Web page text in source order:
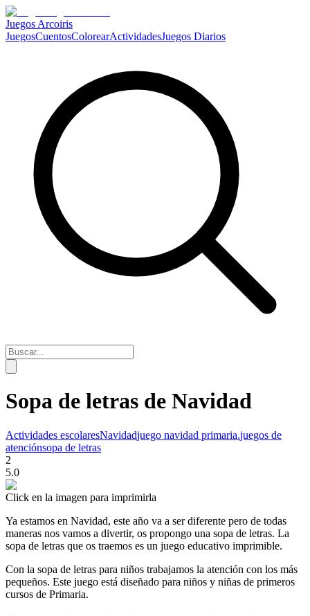
Juegos Arcoiris
JuegosCuentosColorearActividadesJuegos Diarios
Sopa de letras de Navidad
Actividades escolaresNavidadjuego navidad primaria.juegos de
atenciónsopa de letras
2
5.0
Click en la imagen para imprimirla
Ya estamos en Navidad, este año va a ser diferente pero de todas
maneras nos vamos a divertir, os propongo una sopa de letras. La
sopa de letras que os traemos es un juego educativo imprimible.
Con la sopa de letras para niños trabajamos la atención con los más
pequeños. Este juego está diseñado para niños y niñas de primeros
cursos de Primaria.